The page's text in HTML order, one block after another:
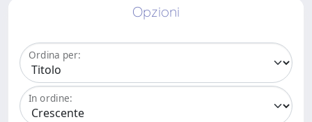
Opzioni
Ordina per:
In ordine: